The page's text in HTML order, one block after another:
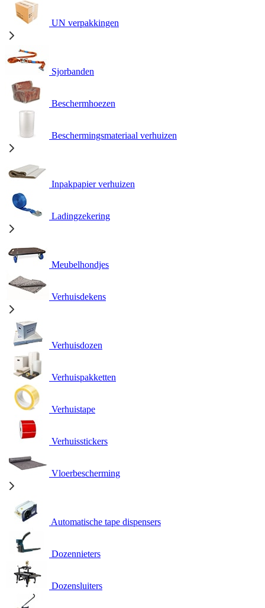
UN verpakkingen
Sjorbanden
Beschermhoezen
Beschermingsmateriaal verhuizen
Inpakpapier verhuizen
Ladingzekering
Meubelhondjes
Verhuisdekens
Verhuisdozen
Verhuispakketten
Verhuistape
Verhuisstickers
Vloerbescherming
Automatische tape dispensers
Dozennieters
Dozensluiters